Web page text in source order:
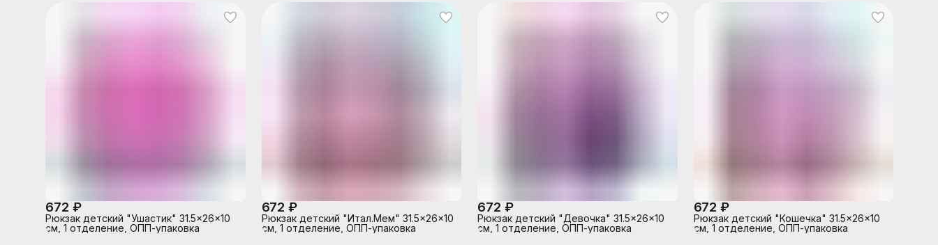
672 ₽
Рюкзак детский "Ушастик" 31.5x26x10
см, 1 отделение, ОПП-упаковка
672 ₽
Рюкзак детский "Итал.Мем" 31.5x26x10
см, 1 отделение, ОПП-упаковка
672 ₽
Рюкзак детский "Девочка" 31.5x26x10
см, 1 отделение, ОПП-упаковка
672 ₽
Рюкзак детский "Кошечка" 31.5x26x10
см, 1 отделение, ОПП-упаковка